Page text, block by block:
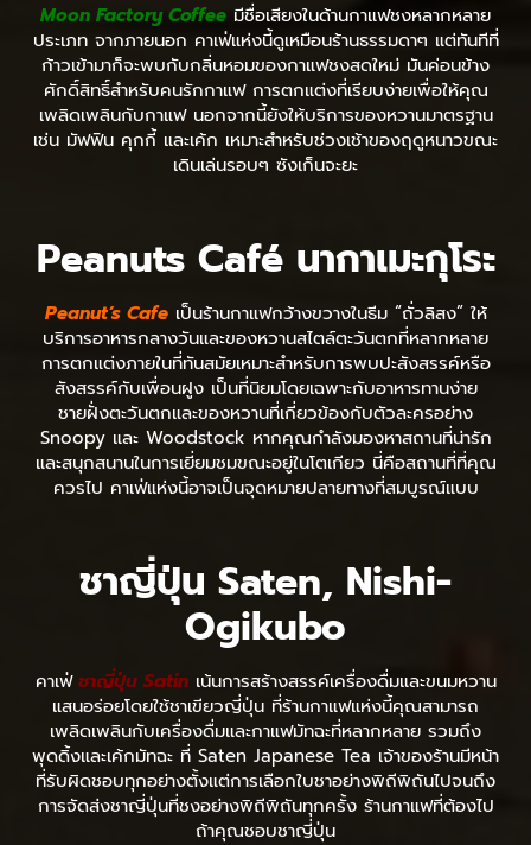
Moon Factory Coffee มีชื่อเสียงในด้านกาแฟชงหลากหลาย
ประเภท จากภายนอก คาเฟ่แห่งนี้ดูเหมือนร้านธรรมดาๆ แต่ทันทีที่
ก้าวเข้ามาก็จะพบกับกลิ่นหอมของกาแฟชงสดใหม่ มันค่อนข้าง
ศักดิ์สิทธิ์สำหรับคนรักกาแฟ การตกแต่งที่เรียบง่ายเพื่อให้คุณ
เพลิดเพลินกับกาแฟ นอกจากนี้ยังให้บริการของหวานมาตรฐาน
เช่น มัฟฟิน คุกกี้ และเค้ก เหมาะสำหรับช่วงเช้าของฤดูหนาวขณะ
เดินเล่นรอบๆ ซังเก็นจะยะ
Peanuts Café นากาเมะกุโระ
Peanut’s Cafe เป็นร้านกาแฟกว้างขวางในธีม “ถั่วลิสง” ให้
บริการอาหารกลางวันและของหวานสไตล์ตะวันตกที่หลากหลาย
การตกแต่งภายในที่ทันสมัยเหมาะสำหรับการพบปะสังสรรค์หรือ
สังสรรค์กับเพื่อนฝูง เป็นที่นิยมโดยเฉพาะกับอาหารทานง่าย
ชายฝั่งตะวันตกและของหวานที่เกี่ยวข้องกับตัวละครอย่าง
Snoopy และ Woodstock หากคุณกำลังมองหาสถานที่น่ารัก
และสนุกสนานในการเยี่ยมชมขณะอยู่ในโตเกียว นี่คือสถานที่ที่คุณ
ควรไป คาเฟ่แห่งนี้อาจเป็นจุดหมายปลายทางที่สมบูรณ์แบบ
ชาญี่ปุ่น Saten, Nishi-
Ogikubo
คาเฟ่ชาญี่ปุ่น Satinเน้นการสร้างสรรค์เครื่องดื่มและขนมหวาน
แสนอร่อยโดยใช้ชาเขียวญี่ปุ่น ที่ร้านกาแฟแห่งนี้คุณสามารถ
เพลิดเพลินกับเครื่องดื่มและกาแฟมัทฉะที่หลากหลาย รวมถึง
พุดดิ้งและเค้กมัทฉะ ที่ Saten Japanese Tea เจ้าของร้านมีหน้า
ที่รับผิดชอบทุกอย่างตั้งแต่การเลือกใบชาอย่างพิถีพิถันไปจนถึง
การจัดส่งชาญี่ปุ่นที่ชงอย่างพิถีพิถันทุกครั้ง ร้านกาแฟที่ต้องไป
ถ้าคุณชอบชาญี่ปุ่น